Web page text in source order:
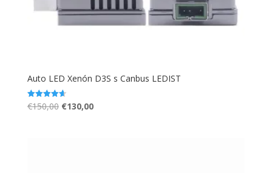
Auto LED Xenón D3S s Canbus LEDIST
Hodnotenie
4.67
€150,00 Pôvodná
€130,00Aktuálna